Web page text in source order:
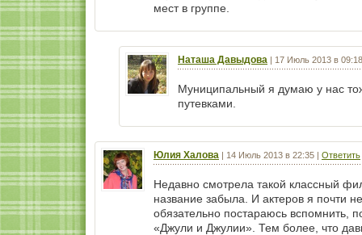
мест в группе.
Наташа Давыдова | 17 Июль 2013 в 09:18
Муниципальный я думаю у нас
путевками.
Юлия Халова | 14 Июль 2013 в 22:35 | Ответить
Недавно смотрела такой классный
название забыла. И актеров я почти
обязательно постараюсь вспомнить,
«Джули и Джулии». Тем более, что